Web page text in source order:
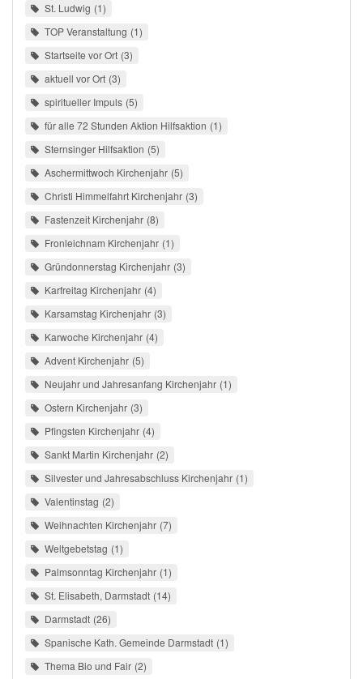
St. Ludwig 1
TOP Veranstaltung 1
Startseite vor Ort 3
aktuell vor Ort 3
spiritueller Impuls 5
für alle 72 Stunden Aktion Hilfsaktion 1
Sternsinger Hilfsaktion 5
Aschermittwoch Kirchenjahr 5
Christi Himmelfahrt Kirchenjahr 3
Fastenzeit Kirchenjahr 8
Fronleichnam Kirchenjahr 1
Gründonnerstag Kirchenjahr 3
Karfreitag Kirchenjahr 4
Karsamstag Kirchenjahr 3
Karwoche Kirchenjahr 4
Advent Kirchenjahr 5
Neujahr und Jahresanfang Kirchenjahr 1
Ostern Kirchenjahr 3
Pfingsten Kirchenjahr 4
Sankt Martin Kirchenjahr 2
Silvester und Jahresabschluss Kirchenjahr 1
Valentinstag 2
Weihnachten Kirchenjahr 7
Weltgebetstag 1
Palmsonntag Kirchenjahr 1
St. Elisabeth, Darmstadt 14
Darmstadt 26
Spanische Kath. Gemeinde Darmstadt 1
Thema Bio und Fair 2